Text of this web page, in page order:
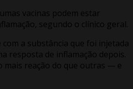
vacinas podem estar
segundo o clínico geral.
com a substância que foi injetada
resposta de inflamação depois.
mais reação do que outras — e